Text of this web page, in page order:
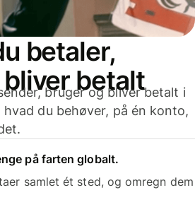
betaler,
betalt
bruger og bliver betalt i
du behøver, på én konto,
på farten globalt.
samlet ét sted, og omregn dem